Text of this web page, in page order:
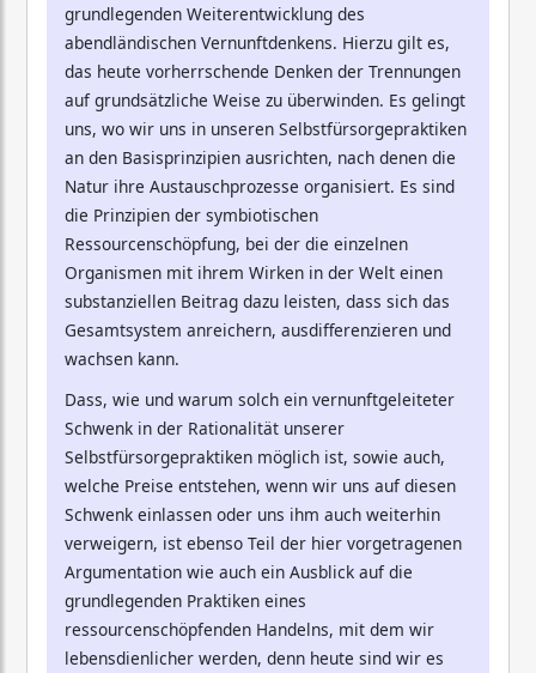
grundlegenden Weiterentwicklung des
abendländischen Vernunftdenkens. Hierzu gilt es,
das heute vorherrschende Denken der Trennungen
auf grundsätzliche Weise zu überwinden. Es gelingt
uns, wo wir uns in unseren Selbstfürsorgepraktiken
an den Basisprinzipien ausrichten, nach denen die
Natur ihre Austauschprozesse organisiert. Es sind
die Prinzipien der symbiotischen
Ressourcenschöpfung, bei der die einzelnen
Organismen mit ihrem Wirken in der Welt einen
substanziellen Beitrag dazu leisten, dass sich das
Gesamtsystem anreichern, ausdifferenzieren und
wachsen kann.
Dass, wie und warum solch ein vernunftgeleiteter
Schwenk in der Rationalität unserer
Selbstfürsorgepraktiken möglich ist, sowie auch,
welche Preise entstehen, wenn wir uns auf diesen
Schwenk einlassen oder uns ihm auch weiterhin
verweigern, ist ebenso Teil der hier vorgetragenen
Argumentation wie auch ein Ausblick auf die
grundlegenden Praktiken eines
ressourcenschöpfenden Handelns, mit dem wir
lebensdienlicher werden, denn heute sind wir es